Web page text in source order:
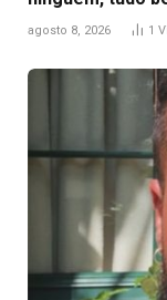
agosto 8, 2026 1